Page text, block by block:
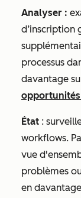
Analyser :
d’inscription
processus
davantage
État :
workflows.
vue
problèmes
en